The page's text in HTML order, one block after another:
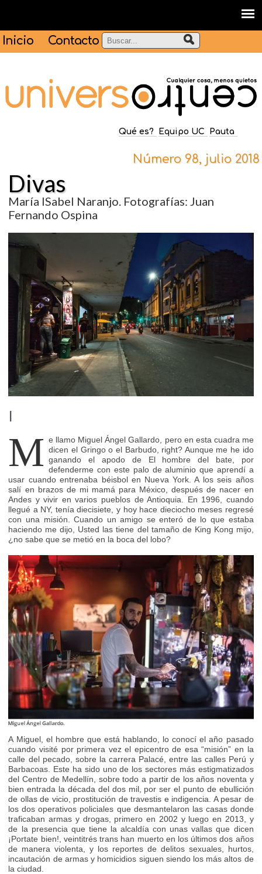
Inicio Contacto
Qué es? Equipo UC Pauta
Número 98, julio 2018
Divas
María ISabel Naranjo. Fotografías: Juan
Fernando Ospina
I
M e llamo Miguel Ángel Gallardo, pero en esta cuadra me
dicen el Gringo o el Barbudo, right? Aunque me he ido
ganando el apodo de El hombre del bate, por
defenderme con este palo de aluminio que aprendí a
usar cuando entrenaba béisbol en Nueva York. A los seis años
salí en brazos de mi mamá para México, después de nacer en
Andes y vivir en varios pueblos de Antioquia. En 1996, cuando
llegué a NY, tenía diecisiete, y hoy hace dieciocho meses regresé
con una misión. Cuando un amigo se enteró de lo que estaba
haciendo me dijo, Usted las tiene del tamaño de King Kong mijo,
¿no sabe que se metió en la boca del lobo?
A Miguel, el hombre que está hablando, lo conocí el año pasado
cuando visité por primera vez el epicentro de esa “misión” en la
calle del pecado, sobre la carrera Palacé, entre las calles Perú y
Barbacoas. Este ha sido uno de los sectores más estigmatizados
del Centro de Medellín, sobre todo a partir de los años noventa y
bien entrada la década del dos mil, por ser el punto de ebullición
de ollas de vicio, prostitución de travestis e indigencia. A pesar de
los dos operativos policiales que desmantelaron las casas donde
traficaban armas y drogas, primero en 2002 y luego en 2013, y
de la presencia que tiene la alcaldía con unas vallas que dicen
¡Portate bien!, veintitrés trans han muerto en los últimos dos años
de manera violenta, y los reportes de delitos sexuales, hurtos,
incautación de armas y homicidios siguen siendo los más altos de
la ciudad.